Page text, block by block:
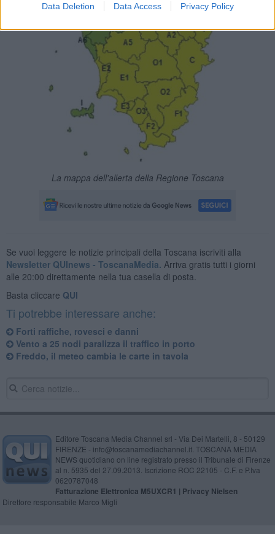
Data Deletion Data Access Privacy Policy
La mappa dell'allerta della Regione Toscana
Se vuoi leggere le notizie principali della Toscana iscriviti alla
Newsletter QUInews - ToscanaMedia. Arriva gratis tutti i giorni
alle 20:00 direttamente nella tua casella di posta.
Basta cliccare QUI
Ti potrebbe interessare anche:
Forti raffiche, rovesci e danni
Vento a 25 nodi paralizza il traffico in porto
Freddo, il meteo cambia le carte in tavola
Editore Toscana Media Channel srl - Via Dei Martelli, 8 - 50129
FIRENZE - info@toscanamediachannel.it. TOSCANA MEDIA
NEWS quotidiano on line registrato presso il Tribunale di Firenze
al n. 5935 del 27.09.2013. Iscrizione ROC 22105 - C.F. e P.Iva
0620787048
Fatturazione Elettronica M5UXCR1 | Privacy Nielsen
Direttore responsabile Marco Migli